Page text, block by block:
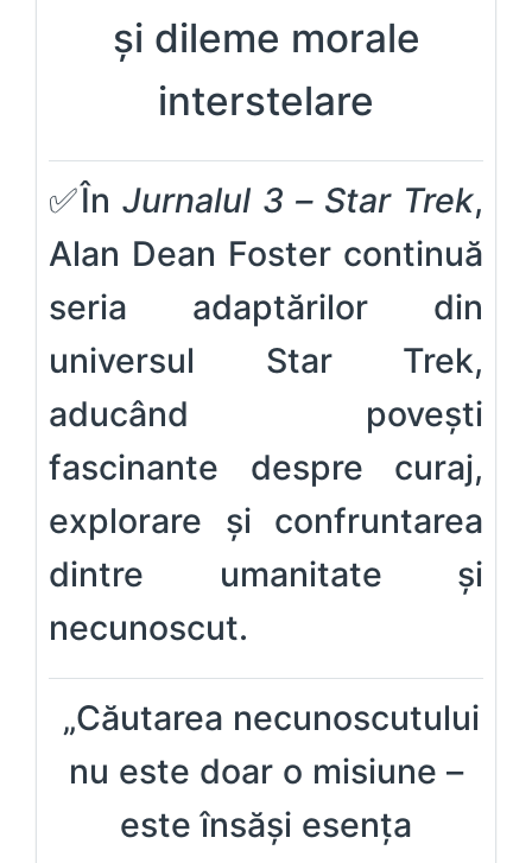
și dileme morale
interstelare
✅În Jurnalul 3 – Star Trek,
Alan Dean Foster continuă
seria adaptărilor din
universul Star Trek,
aducând povești
fascinante despre curaj,
explorare și confruntarea
dintre umanitate și
necunoscut.
„Căutarea necunoscutului
nu este doar o misiune –
este însăși esența